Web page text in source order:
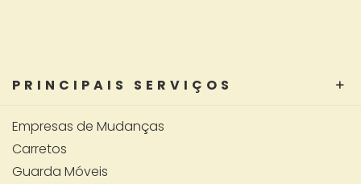
PRINCIPAIS SERVIÇOS
Empresas de Mudanças
Carretos
Guarda Móveis